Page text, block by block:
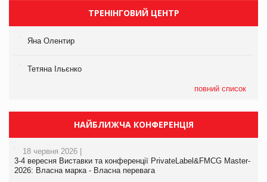
ТРЕНІНГОВИЙ ЦЕНТР
Яна Олентир
Тетяна Ільєнко
повний список
НАЙБЛИЖЧА КОНФЕРЕНЦІЯ
18 червня 2026 |
3-4 вересня Виставки та конференції PrivateLabel&FMCG Master-
2026: Власна марка - Власна перевага